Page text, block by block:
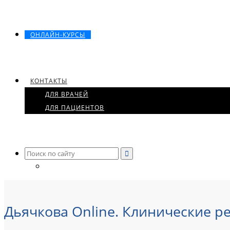
ОНЛАЙН-КУРСЫ
КОНТАКТЫ
ДЛЯ ВРАЧЕЙ
ДЛЯ ПАЦИЕНТОВ
Search
for:
Дьячкова Online. Клинические